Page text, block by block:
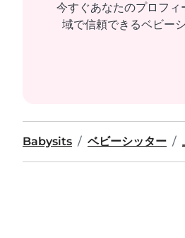
今すぐあなたのプロフ
域で信頼できるベビー
Babysits ベビーシッター